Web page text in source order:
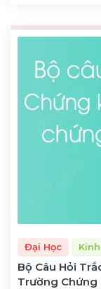
Đại Học
Bộ Câu Hỏi
Trường Chứng